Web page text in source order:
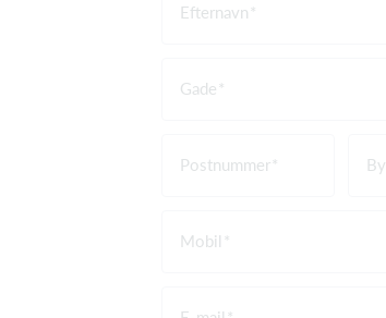
Efternavn
Gade
Postnummer By
Mobil